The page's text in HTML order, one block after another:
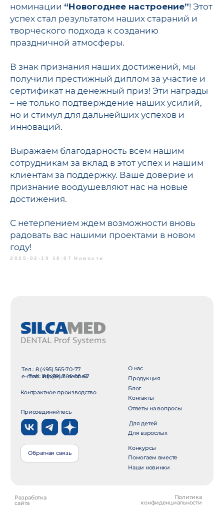
номинации “Новогоднее настроение”! Этот
успех стал результатом наших стараний и
творческого подхода к созданию
праздничной атмосферы.
В знак признания наших достижений, мы
получили престижный диплом за участие и
сертификат на денежный приз! Эти награды
– не только подтверждение наших усилий,
но и стимул для дальнейших успехов и
инноваций.
Выражаем благодарность всем нашим
сотрудникам за вклад в этот успех и нашим
клиентам за поддержку. Ваше доверие и
признание воодушевляют нас на новые
достижения.
С нетерпением ждем возможности вновь
радовать вас нашими проектами в новом
году!
2025-02-10 10:07 Новости
Контрактное производство
Тел.: 8 (495) 565-70-77
Тел.: 8 (499) 704-00-67
e-mail: info@rus-dent.ru
Обратная связь
Помогаем вместе
Присоединяйтесь
© 2012-2026 SILCAMED ®
сайта
Продукция
О нас
Блог
Контакты
Ответы на вопросы